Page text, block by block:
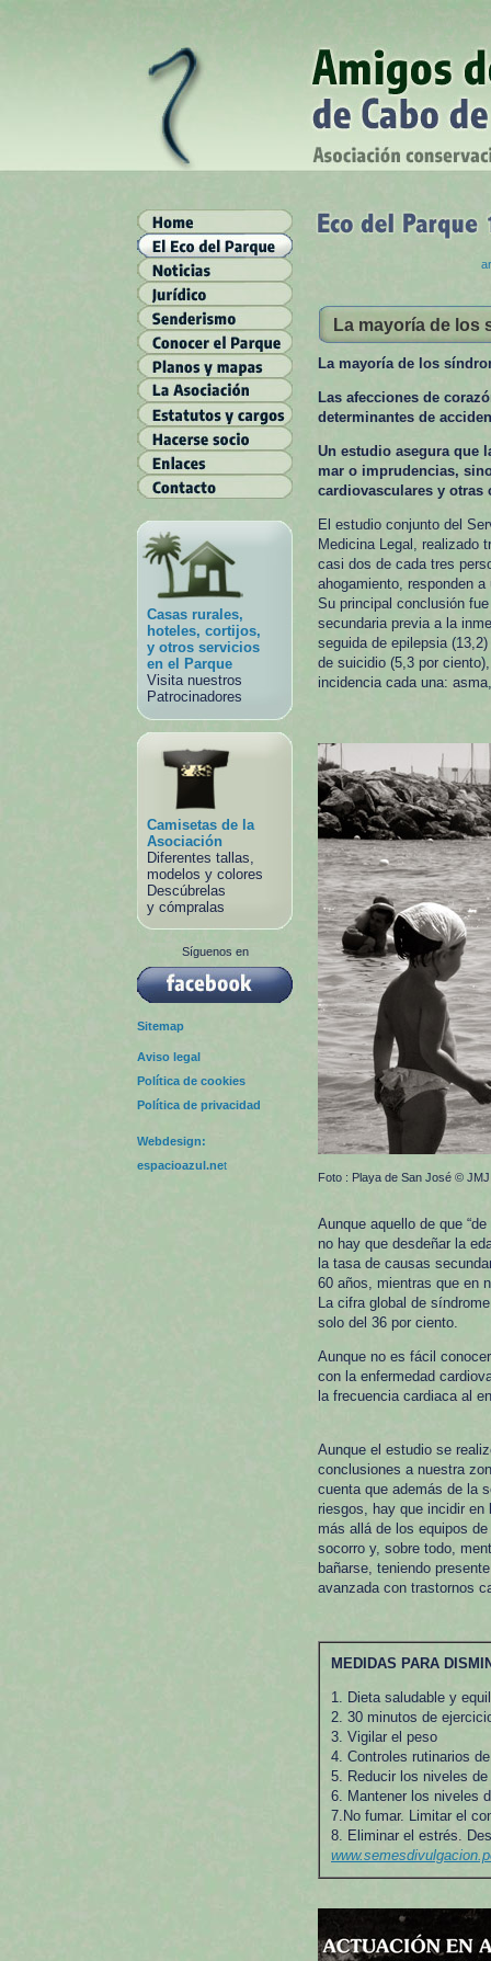
Casas rurales,
hoteles, cortijos,
y otros servicios
en el Parque
Visita nuestros
Patrocinadores
Camisetas de la
Asociación
Diferentes tallas,
modelos y colores
Descúbrelas
y cómpralas
Síguenos en
Sitemap
Aviso legal
Política de cookies
Política de privacidad
Webdesign:
espacioazul.net
La mayoría de los
La mayoría de los
Las afecciones de
determinantes de
Un estudio asegura que
mar o imprudencias,
cardiovasculares y otras
El estudio conjunto del
Medicina Legal, realizado
casi dos de cada tres
ahogamiento, responden
Su principal conclusión
secundaria previa a la
seguida de epilepsia
de suicidio (5,3 por
incidencia cada una:
Foto : Playa de San José © JMJ
Aunque aquello de que
no hay que desdeñar la
la tasa de causas
60 años, mientras que en
La cifra global de
solo del 36 por ciento.
Aunque no es fácil
con la enfermedad
la frecuencia cardiaca al
Aunque el estudio se
conclusiones a nuestra
cuenta que además de la
riesgos, hay que incidir
más allá de los equipos
socorro y, sobre todo,
bañarse, teniendo
avanzada con trastornos
MEDIDAS PARA
1. Dieta saludable y
2. 30 minutos de
3. Vigilar el peso
4. Controles rutinarios
5. Reducir los niveles
6. Mantener los niveles
7.No fumar. Limitar el
8. Eliminar el estrés.